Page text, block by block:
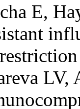
E,
LV,